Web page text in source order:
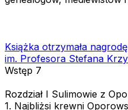
Książka otrzymała
im. Profesora Stefana
Wstęp 7
Rozdział I Sulimowie z
1. Najbliżsi krewni